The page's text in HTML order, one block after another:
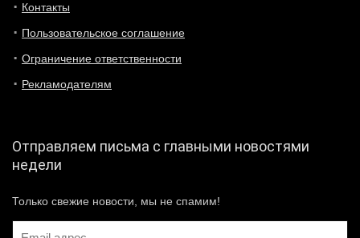
Контакты
Пользовательское соглашение
Ограничение ответственности
Рекламодателям
Отправляем письма с главными новостями
недели
Только свежие новости, мы не спамим!